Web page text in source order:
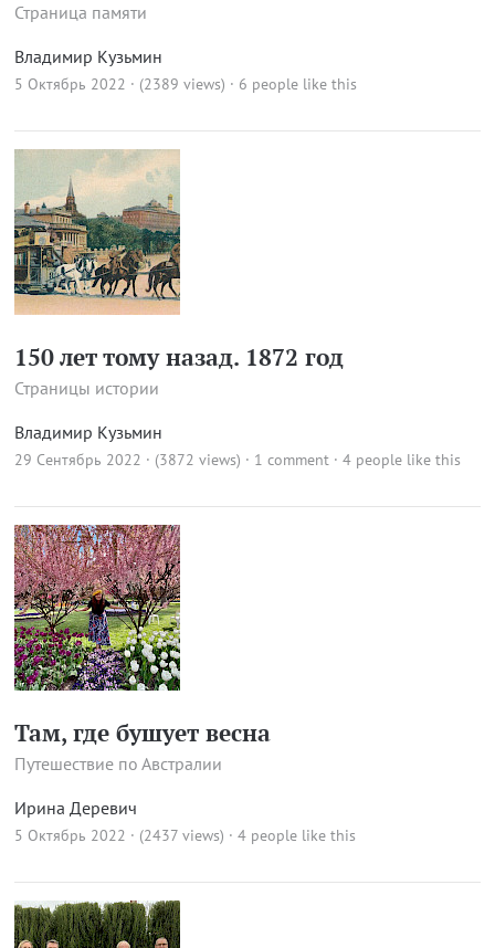
Страница памяти
Владимир Кузьмин
5 Октябрь 2022 · (2389 views) · 6 people like this
150 лет тому назад. 1872 год
Страницы истории
Владимир Кузьмин
29 Сентябрь 2022 · (3872 views) · 1 comment · 4 people like this
Там, где бушует весна
Путешествие по Австралии
Ирина Деревич
5 Октябрь 2022 · (2437 views) · 4 people like this